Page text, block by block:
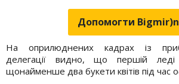
Допомогти
На оприлюднених кадрах із
делегації видно, що першій леді
щонайменше два букети квітів під час